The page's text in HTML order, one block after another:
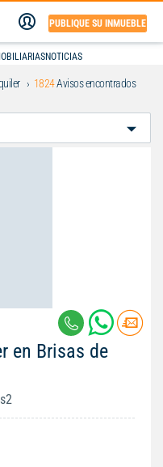
PUBLIQUE SU INMUEBLE
NOTICIAS
1824Avisos encontrados
en Brisas de